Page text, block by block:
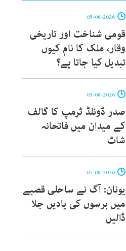
قومی شناخت اور تاریخی
وقار، ملک کا نام کیوں
تبدیل کیا جاتا ہے؟
صدر ڈونلڈ ٹرمپ کا گالف
کے میدان میں فاتحانہ
شاٹ
یونان: آگ نے ساحلی قصبے
میں برسوں کی یادیں جلا
ڈالیں